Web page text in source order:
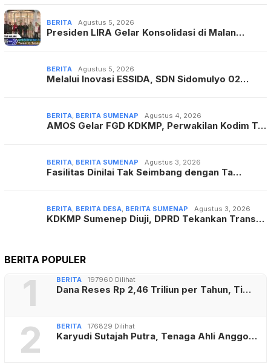
BERITA Agustus 5, 2026
Presiden LIRA Gelar Konsolidasi di Malan…
BERITA Agustus 5, 2026
Melalui Inovasi ESSIDA, SDN Sidomulyo 02…
BERITA BERITA SUMENAP Agustus 4, 2026
AMOS Gelar FGD KDKMP, Perwakilan Kodim T…
BERITA BERITA SUMENAP Agustus 3, 2026
Fasilitas Dinilai Tak Seimbang dengan Ta…
BERITA BERITA DESA BERITA SUMENAP Agustus 3, 2026
KDKMP Sumenep Diuji, DPRD Tekankan Trans…
BERITA POPULER
1 BERITA 197960 Dilihat
Dana Reses Rp 2,46 Triliun per Tahun, Ti…
2 BERITA 176829 Dilihat
Karyudi Sutajah Putra, Tenaga Ahli Anggo…